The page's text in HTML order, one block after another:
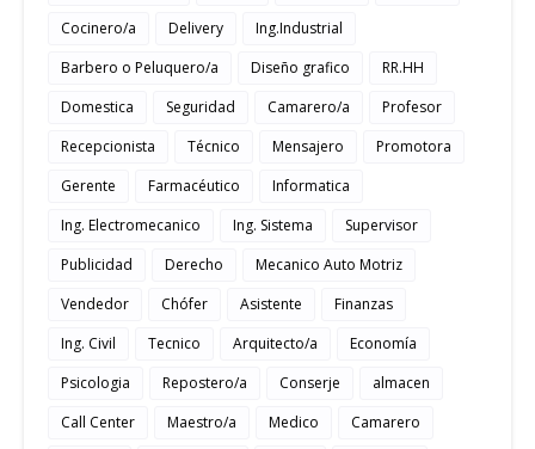
Cocinero/a
Delivery
Ing.Industrial
Barbero o Peluquero/a
Diseño grafico
RR.HH
Domestica
Seguridad Camarero/a
Profesor
Recepcionista
Técnico Mensajero
Promotora
Gerente
Farmacéutico
Informatica
Ing. Electromecanico
Ing. Sistema
Supervisor
Publicidad
Derecho
Mecanico Auto Motriz
Vendedor
Chófer Asistente
Finanzas
Ing. Civil
Tecnico Arquitecto/a
Economía
Psicologia
Repostero/a Conserje
almacen
Call Center
Maestro/a Medico
Camarero